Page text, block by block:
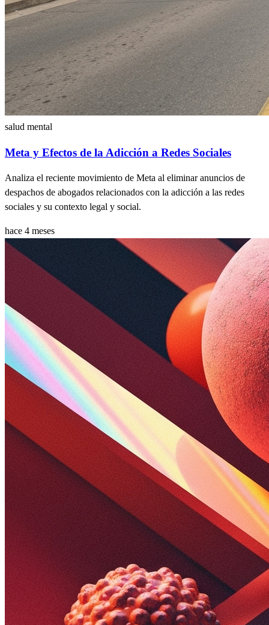
salud mental
Meta y Efectos de la Adicción a Redes Sociales
Analiza el reciente movimiento de Meta al eliminar anuncios de
despachos de abogados relacionados con la adicción a las redes
sociales y su contexto legal y social.
hace 4 meses